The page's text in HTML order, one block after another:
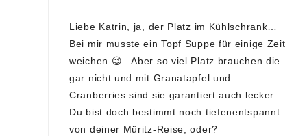
Liebe Katrin, ja, der Platz im Kühlschrank…
Bei mir musste ein Topf Suppe für einige Zeit
weichen 😉 . Aber so viel Platz brauchen die
gar nicht und mit Granatapfel und
Cranberries sind sie garantiert auch lecker.
Du bist doch bestimmt noch tiefenentspannt
von deiner Müritz-Reise, oder?